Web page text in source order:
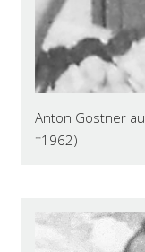
Anton Gostner
†1962)